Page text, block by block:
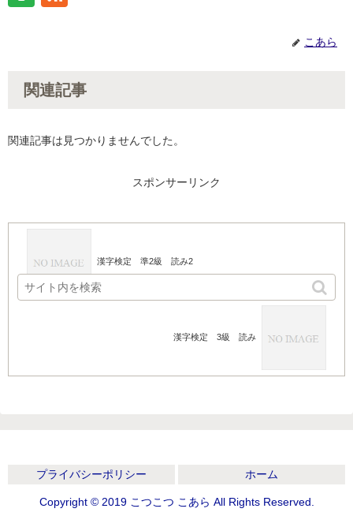
こあら
関連記事
関連記事は見つかりませんでした。
スポンサーリンク
漢字検定 準2級 読み2
漢字検定 3級 読み
プライバシーポリシー ホーム
Copyright © 2019 こつこつ こあら All Rights Reserved.